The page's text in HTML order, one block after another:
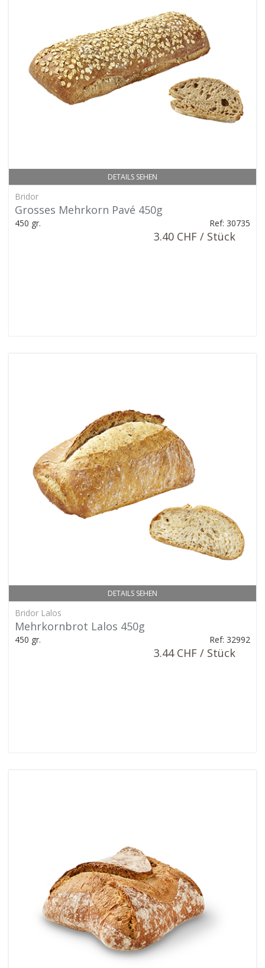
DETAILS SEHEN
Bridor
Grosses Mehrkorn Pavé 450g
450 gr. Ref: 30735
3.40 CHF / Stück
DETAILS SEHEN
Bridor Lalos
Mehrkornbrot Lalos 450g
450 gr. Ref: 32992
3.44 CHF / Stück